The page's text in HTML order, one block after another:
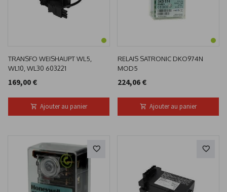
TRANSFO WEISHAUPT WL5,
WL10, WL30 603221
169,00 €
Ajouter au panier
RELAIS SATRONIC DKO974N
MOD5
224,06 €
Ajouter au panier